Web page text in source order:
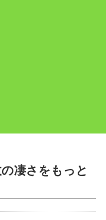
凄さをもっと